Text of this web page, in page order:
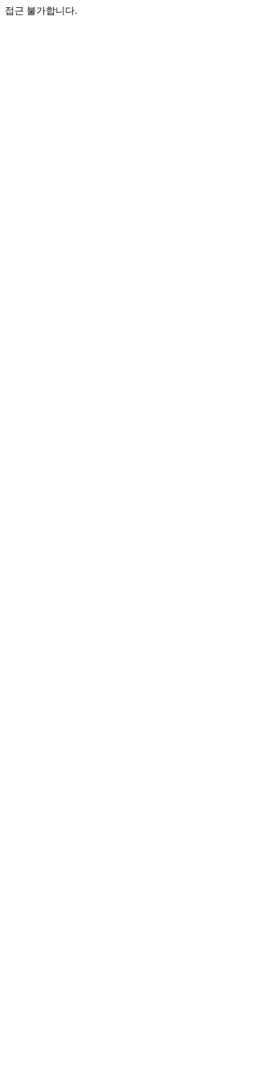
접근 불가합니다.